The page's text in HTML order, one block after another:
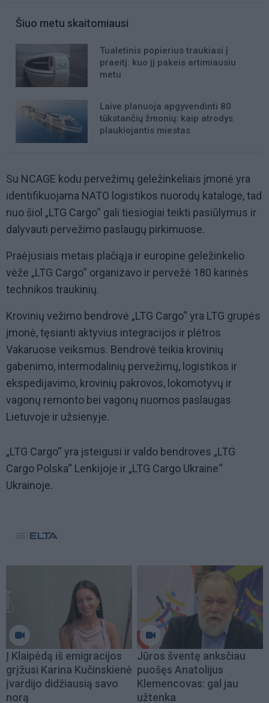
Šiuo metu skaitomiausi
Tualetinis popierius traukiasi į
praeitį: kuo jį pakeis artimiausiu
metu
Laive planuoja apgyvendinti 80
tūkstančių žmonių: kaip atrodys
plaukiojantis miestas
Su NCAGE kodu pervežimų geležinkeliais įmonė yra
identifikuojama NATO logistikos nuorodų kataloge, tad
nuo šiol „LTG Cargo“ gali tiesiogiai teikti pasiūlymus ir
dalyvauti pervežimo paslaugų pirkimuose.
Praėjusiais metais plačiąja ir europine geležinkelio
vėže „LTG Cargo“ organizavo ir pervežė 180 karinės
technikos traukinių.
Krovinių vežimo bendrovė „LTG Cargo“ yra LTG grupės
įmonė, tęsianti aktyvius integracijos ir plėtros
Vakaruose veiksmus. Bendrovė teikia krovinių
gabenimo, intermodalinių pervežimų, logistikos ir
ekspedijavimo, krovinių pakrovos, lokomotyvų ir
vagonų remonto bei vagonų nuomos paslaugas
Lietuvoje ir užsienyje.
„LTG Cargo“ yra įsteigusi ir valdo bendroves „LTG
Cargo Polska“ Lenkijoje ir „LTG Cargo Ukraine“
Ukrainoje.
Į Klaipėdą iš emigracijos
grįžusi Karina Kučinskienė
įvardijo didžiausią savo
norą
Jūros šventę anksčiau
puošęs Anatolijus
Klemencovas: gal jau
užtenka